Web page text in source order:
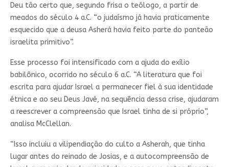
Deu tão certo que, segundo frisa o teólogo, a partir de
meados do século 4 a.C. “o judaísmo já havia praticamente
esquecido que a deusa Asherá havia feito parte do panteão
israelita primitivo”.
Esse processo foi intensificado com a ajuda do exílio
babilônico, ocorrido no século 6 a.C. “A literatura que foi
escrita para ajudar Israel a permanecer fiel à sua identidade
étnica e ao seu Deus Javé, na sequência dessa crise, ajudaram
a reescrever a compreensão que Israel tinha de si próprio”,
analisa McClellan.
“Isso incluiu a vilipendiação do culto a Asherah, que tinha
lugar antes do reinado de Josias, e a autocompreensão de